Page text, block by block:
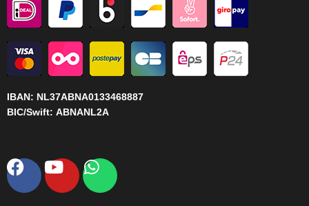
IBAN: NL37ABNA0133468887
BIC/Swift: ABNANL2A
Facebook
YoutubeWhatsapp